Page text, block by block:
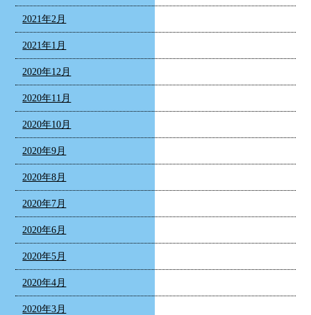
2021年2月
2021年1月
2020年12月
2020年11月
2020年10月
2020年9月
2020年8月
2020年7月
2020年6月
2020年5月
2020年4月
2020年3月